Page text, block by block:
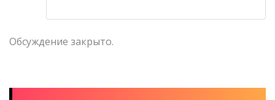
Обсуждение закрыто.